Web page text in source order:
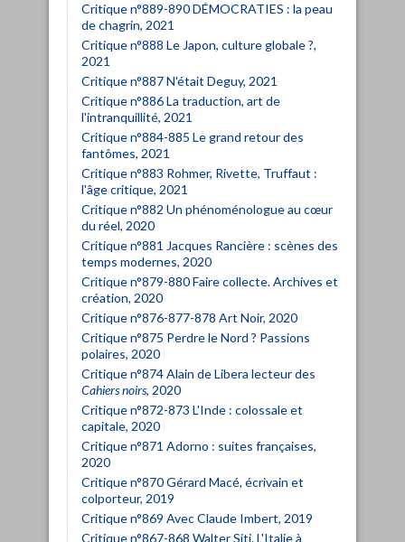
Critique n°889-890 DÉMOCRATIES : la peau
de chagrin, 2021
Critique n°888 Le Japon, culture globale ?,
2021
Critique n°887 N'était Deguy, 2021
Critique n°886 La traduction, art de
l'intranquillité, 2021
Critique n°884-885 Le grand retour des
fantômes, 2021
Critique n°883 Rohmer, Rivette, Truffaut :
l'âge critique, 2021
Critique n°882 Un phénoménologue au cœur
du réel, 2020
Critique n°881 Jacques Rancière : scènes des
temps modernes, 2020
Critique n°879-880 Faire collecte. Archives et
création, 2020
Critique n°876-877-878 Art Noir, 2020
Critique n°875 Perdre le Nord ? Passions
polaires, 2020
Critique n°874 Alain de Libera lecteur des
Cahiers noirs, 2020
Critique n°872-873 L'Inde : colossale et
capitale, 2020
Critique n°871 Adorno : suites françaises,
2020
Critique n°870 Gérard Macé, écrivain et
colporteur, 2019
Critique n°869 Avec Claude Imbert, 2019
Critique n°867-868 Walter Siti. L'Italie à